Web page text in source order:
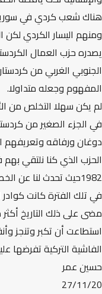
هناك شعب كردي في سوريا
ومنهم اليسار الكردي
يصدره حزب العمال
الجنوبي الغربي من
المفهوم وجعله متداولا.
لم يكن سهلا التخلص من
في الجزء الصغير من
دوغان ورفاقه وتعريفهم
الحزب الذي كنا نلتقي
1982حيث تحدث لنا عن الخطوات التي علينا القيام بها في تلك الفترة وقد خيرنا بين الانتماء لحزب العمال أو البقاء كأصدقاء.
في تلك الفترة كانت
مضى على ذلك التاريخ
استطاعت أن تكبر وتنجز
الفاشية التركية تفرضها
حسين عمر
27/11/20